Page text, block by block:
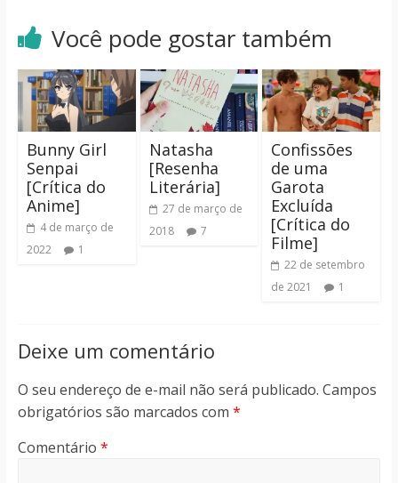
Você pode gostar também
Bunny Girl
Senpai
[Crítica do
Anime]
4 de março de
2022
1
Natasha
[Resenha
Literária]
27 de março de
2018
7
Confissões
de uma
Garota
Excluída
[Crítica do
Filme]
22 de setembro
de 2021
1
Deixe um comentário
O seu endereço de e-mail não será publicado. Campos
obrigatórios são marcados com *
Comentário *